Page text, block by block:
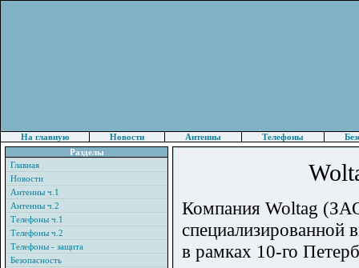
На главную Новости Антенны Телефоны
Разделы
Главная
Новости
Антенны ч.1
Антенны ч.2
Телефоны ч.1
Телефоны ч.2
Телефоны - защита
Безопасность
Компания Woltag
специализированной
в рамках 10-го